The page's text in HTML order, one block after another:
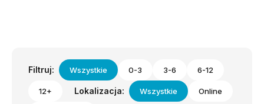
Filtruj: Wszystkie 0-3 3-6 6-12
12+ Lokalizacja: Wszystkie Online